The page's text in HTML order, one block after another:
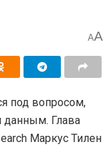
AA
под вопросом,
данным. Глава
Маркус Тилен